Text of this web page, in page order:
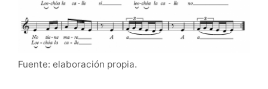
Fuente: elaboración propia.